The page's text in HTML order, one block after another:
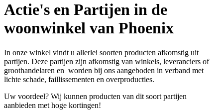
Actie's en Partijen in de
woonwinkel van Phoenix
In onze winkel vindt u allerlei soorten producten afkomstig uit
partijen. Deze partijen zijn afkomstig van winkels, leveranciers of
groothandelaren en worden bij ons aangeboden in verband met
lichte schade, faillissementen en overproducties.
Uw voordeel? Wij kunnen producten van dit soort partijen
aanbieden met hoge kortingen!